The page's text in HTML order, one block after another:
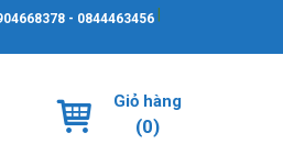
- 0844463456
Giỏ hàng
(0)